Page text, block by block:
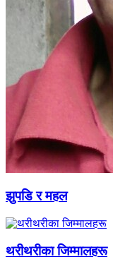
झुपडि र महल
थरीथरीका जिम्मालहरू